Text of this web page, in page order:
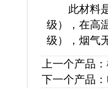
此材料是
级），在高
级），烟气
上一个产品：
下一个产品：